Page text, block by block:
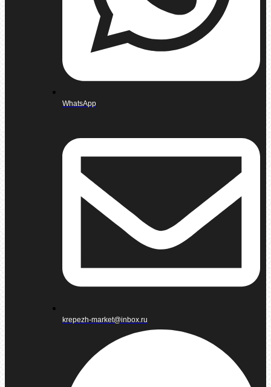
WhatsApp
krepezh-market@inbox.ru